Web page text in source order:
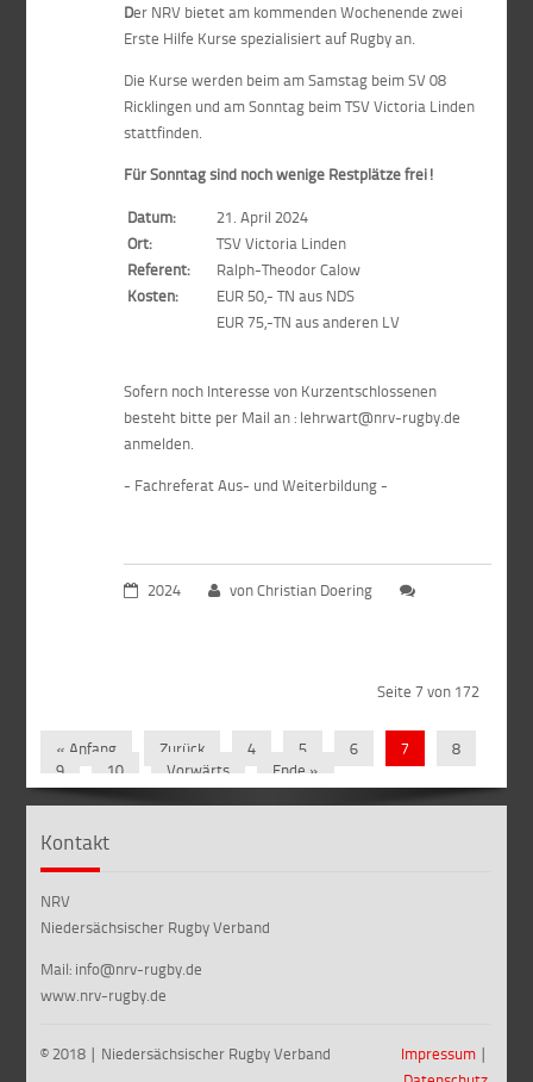
Der NRV bietet am kommenden Wochenende zwei
Erste Hilfe Kurse spezialisiert auf Rugby an.
Die Kurse werden beim am Samstag beim SV 08
Ricklingen und am Sonntag beim TSV Victoria Linden
stattfinden.
Für Sonntag sind noch wenige Restplätze frei!
Datum:
21. April 2024
Ort:
TSV Victoria Linden
Referent:
Ralph-Theodor Calow
Kosten:
EUR 50,- TN aus NDS
EUR 75,-TN aus anderen LV
Sofern noch Interesse von Kurzentschlossenen
besteht bitte per Mail an : lehrwart@nrv-rugby.de
anmelden.
- Fachreferat Aus- und Weiterbildung -
2024 von Christian Doering
Seite 7 von 172
« Anfang Zurück 4 5 6 7
8
9
10 Vorwärts Ende »
Kontakt
NRV
Niedersächsischer Rugby Verband
Mail: info@nrv-rugby.de
www.nrv-rugby.de
© 2018 ∣ Niedersächsischer Rugby Verband Impressum∣